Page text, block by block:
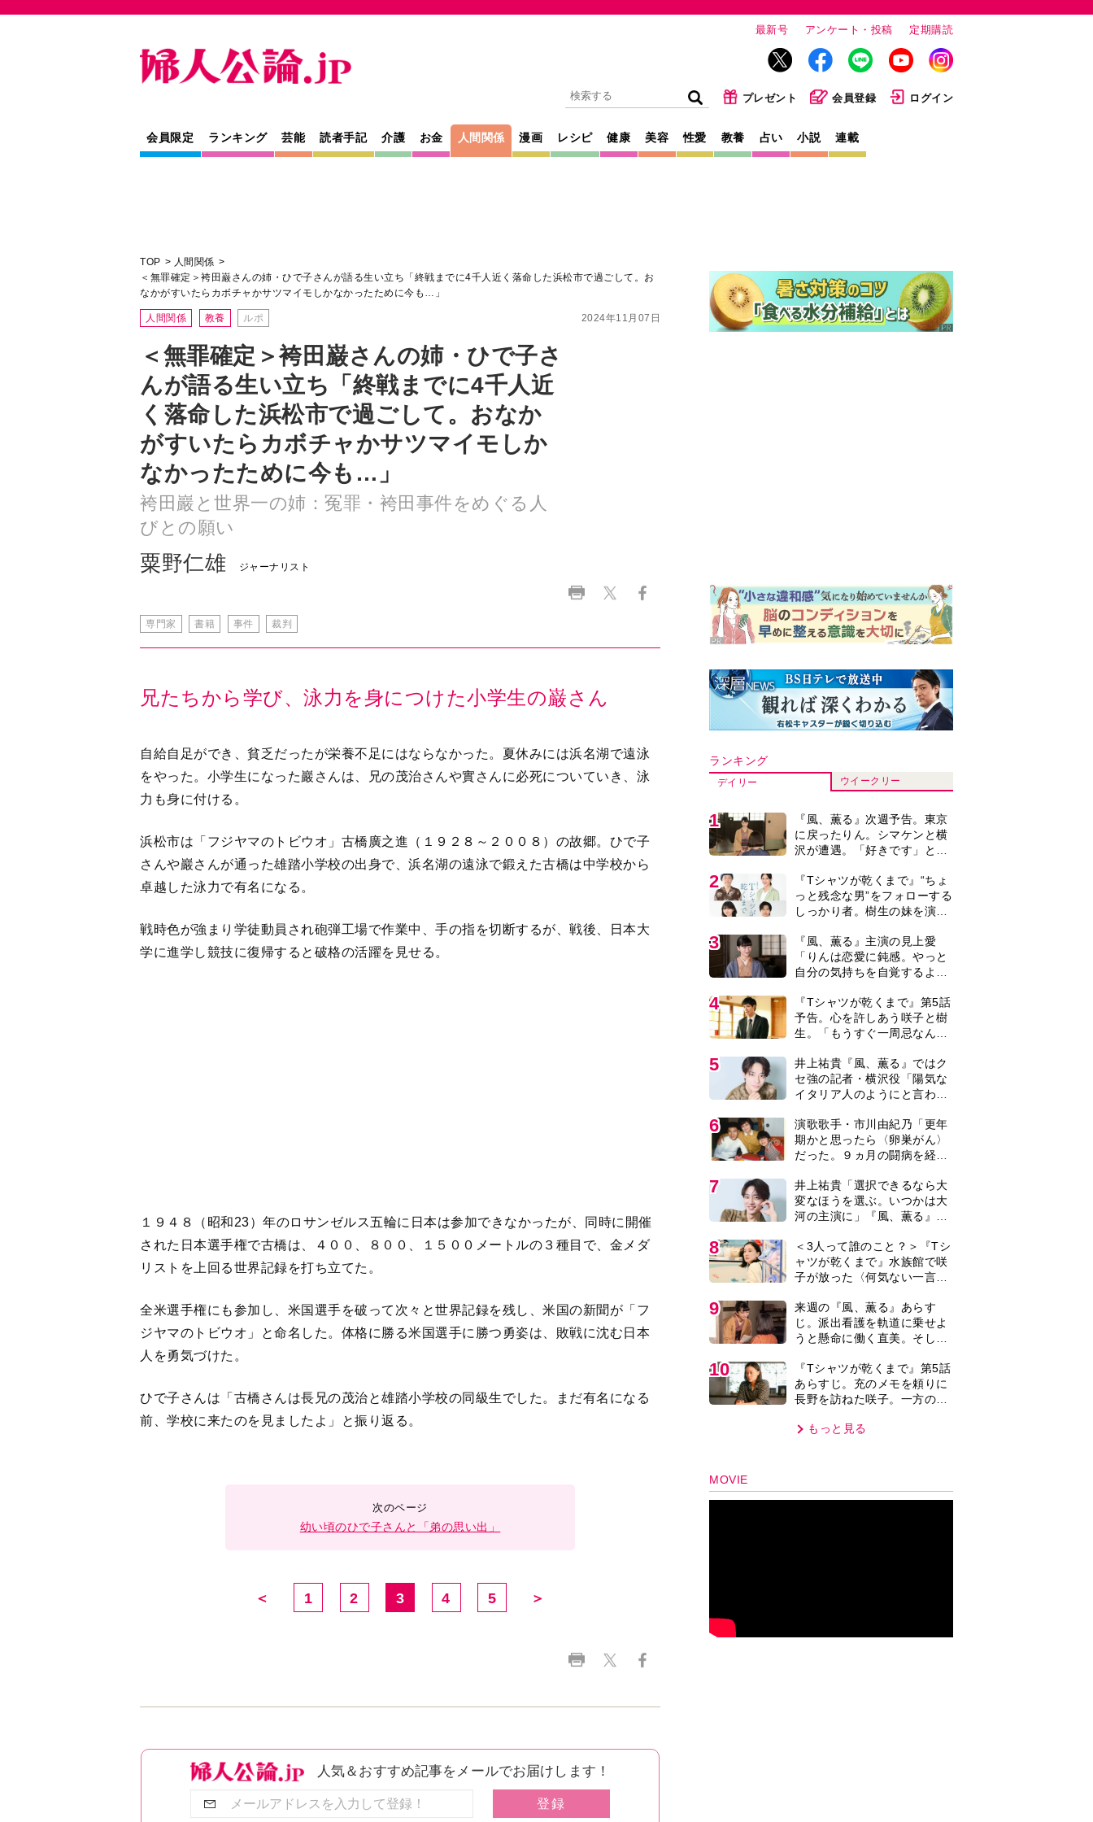
最新号 アンケート・投稿 定期購読
プレゼント 会員登録 ログイン
会員限定 ランキング 芸能 読者手記 介護 お金 人間関係 漫画 レシピ 健康 美容 性愛 教養 占い 小説 連載
＜無罪確定＞袴田巌さんの姉・ひで子さ
んが語る生い立ち「終戦までに4千人近
く落命した浜松市で過ごして。おなか
がすいたらカボチャかサツマイモしか
なかったために今も…」
袴田巖と世界一の姉：冤罪・袴田事件をめぐる人
びとの願い
粟野仁雄 ジャーナリスト
専門家 書籍
兄たちから学び、泳力を身につけた小学生の巌さん
をやった。小学生になった巖さんは、兄の茂治さんや實さんに必死についていき、泳
浜松市は「フジヤマのトビウオ」古橋廣之進（１９２８～２００８）の故郷。ひで子
さんや巖さんが通った雄踏小学校の出身で、浜名湖の遠泳で鍛えた古橋は中学校から
戦時色が強まり学徒動員され砲弾工場で作業中、手の指を切断するが、戦後、日本大
学に進学し競技に復帰すると破格の活躍を見せる。
１９４８（昭和23）年のロサンゼルス五輪に日本は参加できなかったが、同時に開催
された日本選手権で古橋は、４００、８００、１５００メートルの３種目で、金メダ
幼い頃のひで子さんと「弟の思い出」
＜ 1 2 3 4 5 ＞
2
っと残念な男”をフォローする
しっかり者。樹生の妹を演じ
るのは、齋藤飛鳥さん＜キャ
スト紹介＞
3
『風、薫る』主演の見上愛
自分の気持ちを自覚するよう
に」
4
『Tシャツが乾くまで』第5話
予告。心を許しあう咲子と樹
生。「もうすぐ一周忌なんで
5
セ強の記者・横沢役「陽気な
イタリア人のようにと言われ
6
演歌歌手・市川由紀乃「更年
期かと思ったら〈卵巣がん〉
だった。９ヵ月の闘病を経て
紙を今も支えに」【2026上半
期BEST】
7
井上祐貴「選択できるなら大
変なほうを選ぶ。いつかは大
河の主演に」『風、薫る』で
8
＜3人って誰のこと？＞『Tシ
ャツが乾くまで』水族館で咲
子が放った〈何気ない一言〉
線？」「子どもの話だと…」
9
来週の『風、薫る』あらす
じ。派出看護を軌道に乗せよ
うと懸命に働く直美。そして
バレあり＞
10
『Tシャツが乾くまで』第5話
あらすじ。充のメモを頼りに
長野を訪ねた咲子。一方の樹
タバレあり＞
もっと見る
MOVIE
編集部おすすめ